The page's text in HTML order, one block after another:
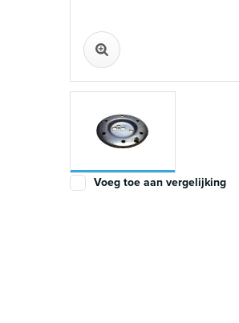
Voeg toe aan vergelijking